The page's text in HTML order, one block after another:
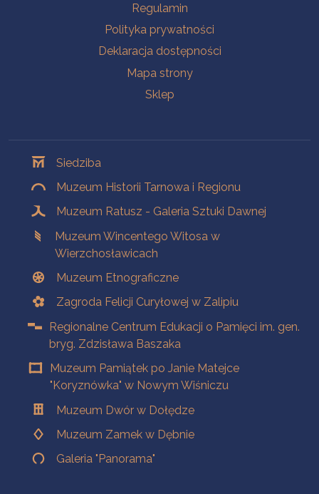
Regulamin
Polityka prywatności
Deklaracja dostępności
Mapa strony
Sklep
Siedziba
Muzeum Historii Tarnowa i Regionu
Muzeum Ratusz - Galeria Sztuki Dawnej
Muzeum Wincentego Witosa w
Wierzchosławicach
Muzeum Etnograficzne
Zagroda Felicji Curyłowej w Zalipiu
Regionalne Centrum Edukacji o Pamięci im. gen.
bryg. Zdzisława Baszaka
Muzeum Pamiątek po Janie Matejce
"Koryznówka" w Nowym Wiśniczu
Muzeum Dwór w Dołędze
Muzeum Zamek w Dębnie
Galeria "Panorama"